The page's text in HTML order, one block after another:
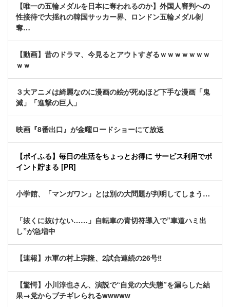
【唯一の五輪メダルを日本に奪われるのか】外国人審判への
性接待で大揺れの韓国サッカー界、ロンドン五輪メダル剝
奪…
【動画】昔のドラマ、今見るとアウトすぎるｗｗｗｗｗｗｗ
ｗｗ
３大アニメは綺麗なのに漫画の絵が死ぬほど下手な漫画「鬼
滅」「進撃の巨人」
映画『8番出口』が金曜ロードショーにて放送
【ポイふる】毎日の生活をちょっとお得に サービス利用でポ
イント貯まる [PR]
小学館、「マンガワン」とは別の大問題が判明してしまう…
「抜くに抜けない……」自転車の青切符導入で”車道ハミ出
し”が急増中
【速報】ホ軍の村上宗隆、2試合連続の26号‼
【驚愕】小川淳也さん、演説で“自党の大失態”を漏らした結
果→党からブチギレられるwwwww